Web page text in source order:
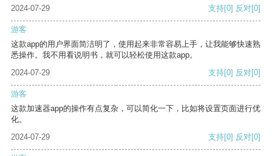
2024-07-29
支持[0] 反对[0]
游客
这款app的用户界面简洁明了，使用起来非常容易上手，让我能够快速熟
悉操作。我不用看说明书，就可以轻松使用这款app。
2024-07-29
支持[0] 反对[0]
游客
这款加速器app的操作有点复杂，可以简化一下，比如将设置页面进行优
化。
2024-07-29
支持[0] 反对[0]